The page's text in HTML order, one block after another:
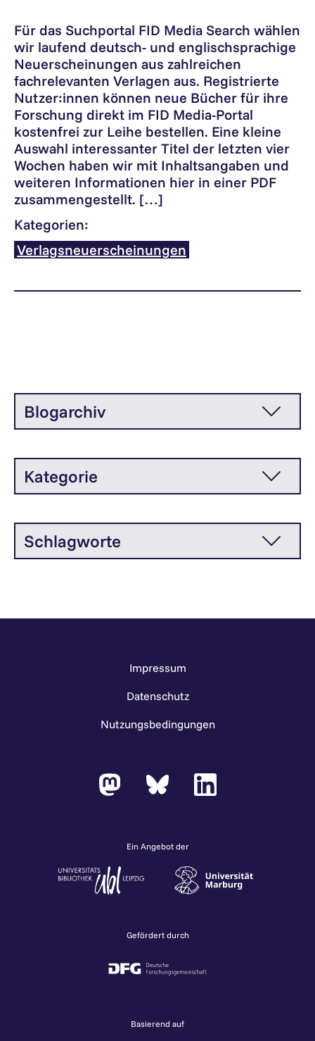
Für das Suchportal FID Media Search wählen
wir laufend deutsch- und englischsprachige
Neuerscheinungen aus zahlreichen
fachrelevanten Verlagen aus. Registrierte
Nutzer:innen können neue Bücher für ihre
Forschung direkt im FID Media-Portal
kostenfrei zur Leihe bestellen. Eine kleine
Auswahl interessanter Titel der letzten vier
Wochen haben wir mit Inhaltsangaben und
weiteren Informationen hier in einer PDF
zusammengestellt. […]
Kategorien:
Verlagsneuerscheinungen
Blogarchiv
Kategorie
Schlagworte
Impressum
Datenschutz
Nutzungsbedingungen
Ein Angebot der
Gefördert durch
Basierend auf